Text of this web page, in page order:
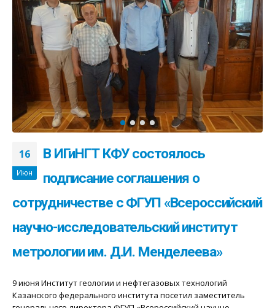
16
Июн
В ИГиНГТ КФУ состоялось
подписание соглашения о
сотрудничестве с ФГУП «Всероссийский
научно-исследовательский институт
метрологии им. Д.И. Менделеева»
9 июня Институт геологии и нефтегазовых технологий
Казанского федерального института посетил заместитель